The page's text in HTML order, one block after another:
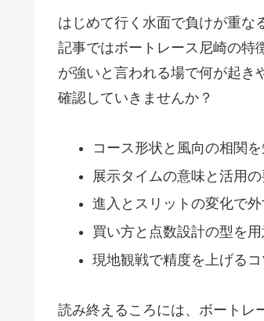
はじめて行く水面で負けが重な
記事ではボートレース尼崎の特
が強いと言われる場で何が起き
確認していきませんか？
コース形状と風向の相関
展示タイムの意味と活用の
進入とスリットの変化で外
買い方と点数設計の型を
現地観戦で精度を上げるコ
読み終えるころには、ボートレ